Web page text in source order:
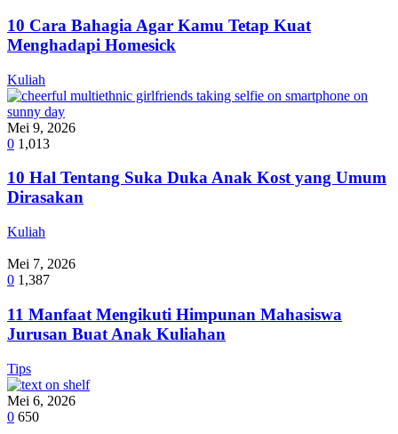
10 Cara Bahagia Agar Kamu Tetap Kuat
Menghadapi Homesick
Kuliah
Mei 9, 2026
0 1,013
10 Hal Tentang Suka Duka Anak Kost yang Umum
Dirasakan
Kuliah
Mei 7, 2026
0 1,387
11 Manfaat Mengikuti Himpunan Mahasiswa
Jurusan Buat Anak Kuliahan
Tips
Mei 6, 2026
0 650